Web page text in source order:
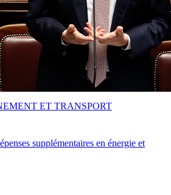
supplémentaires en énergie et
ET TRANSPORT